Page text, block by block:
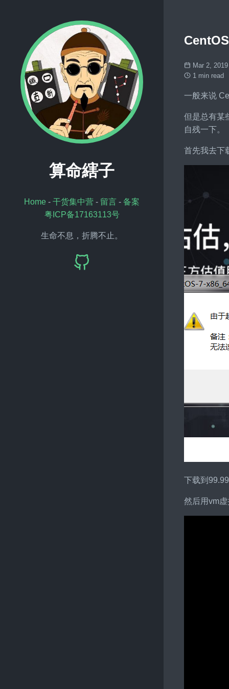
算命縖子
Home - 干货集中营 - 留言 - 备案
粤ICP备17163113号
生命不息，折腾不止。
Mar 2, 2019
1 min read
一般来说
但是总有某
自残一下。
首先我去下
下载到
然后用vm